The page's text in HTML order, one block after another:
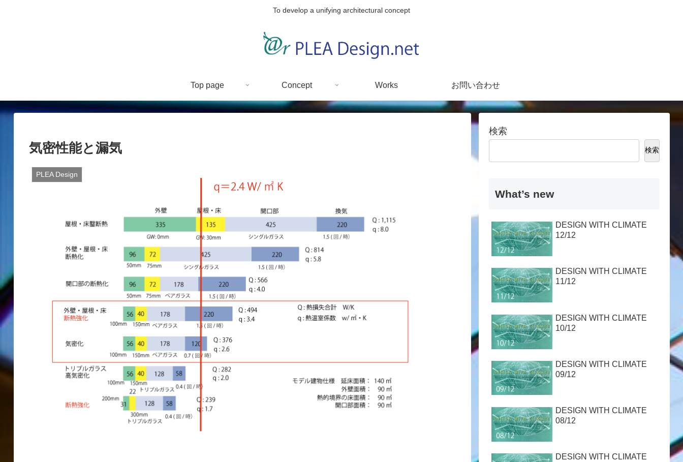
To develop a unifying architectural concept
Top page Concept Works お問い合わせ
気密性能と漏気
PLEA Design
検索
検索
What’s new
DESIGN WITH CLIMATE
12/12
DESIGN WITH CLIMATE
11/12
DESIGN WITH CLIMATE
10/12
DESIGN WITH CLIMATE
09/12
DESIGN WITH CLIMATE
08/12
DESIGN WITH CLIMATE